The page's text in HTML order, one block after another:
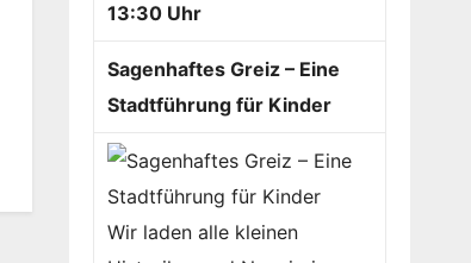
13:30 Uhr
Sagenhaftes Greiz – Eine
Stadtführung für Kinder
Wir laden alle kleinen